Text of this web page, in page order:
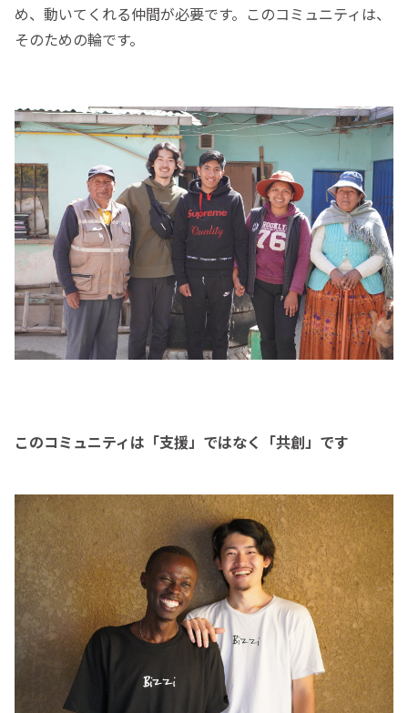
め、動いてくれる仲間が必要です。このコミュニティは、
そのための輪です。
このコミュニティは「支援」ではなく「共創」です